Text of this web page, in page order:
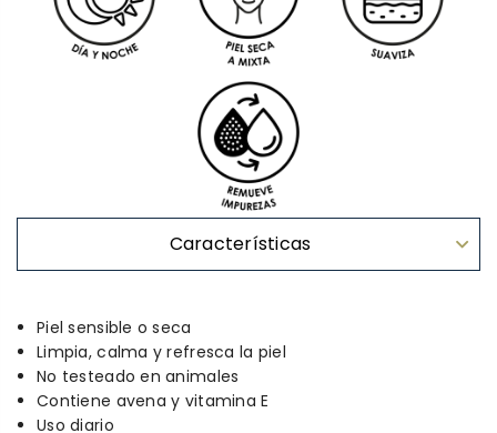
Características
Piel sensible o seca
Limpia, calma y refresca la piel
No testeado en animales
Contiene avena y vitamina E
Uso diario